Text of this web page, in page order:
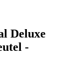
Deluxe
-